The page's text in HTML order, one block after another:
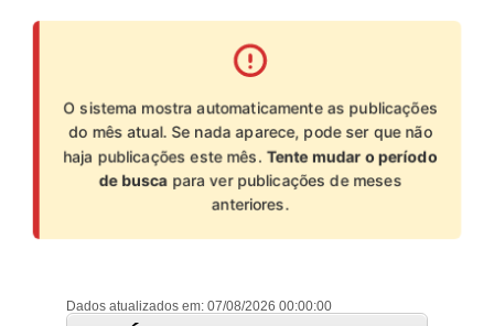
O sistema mostra automaticamente as publicações
do mês atual. Se nada aparece, pode ser que não
haja publicações este mês. Tente mudar o período
de buscapara ver publicações de meses
anteriores.